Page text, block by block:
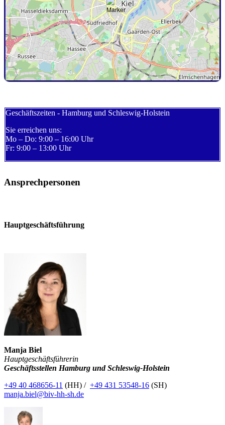
Geschäftszeiten - Hamburg und Schleswig-Holstein
Sie erreichen uns:
Mo – Do: 9:00 – 16:00 Uhr
Fr: 9:00 – 13:00 Uhr
Ansprechpersonen
Hauptgeschäftsführung
Manja Biel
Hauptgeschäftsführerin
Geschäftsstellen Hamburg und Schleswig-Holstein
+49 40 468656-11 (HH) / +49 431 53548-16 (SH)
manja.biel@biv-hh-sh.de